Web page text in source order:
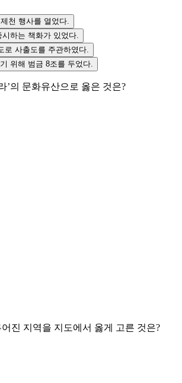
천 행사를 열었다.
하는 책화가 있었다.
로 사출도를 주관하였다.
위해 범금 8조를 두었다.
’의 문화유산으로 옳은 것은?
진 지역을 지도에서 옳게 고른 것은?